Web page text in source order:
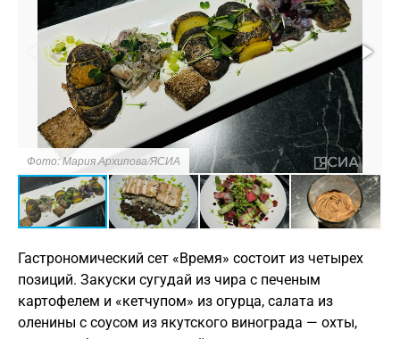
Фото: Мария Архипова/ЯСИА
Гастрономический сет «Время» состоит из четырех
позиций. Закуски сугудай из чира с печеным
картофелем и «кетчупом» из огурца, салата из
оленины с соусом из якутского винограда — охты,